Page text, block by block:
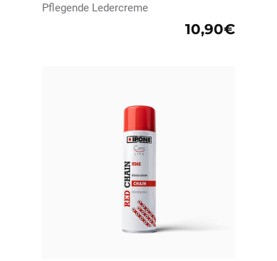
Pflegende Ledercreme
10,90€